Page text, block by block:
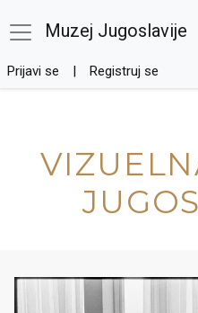
Muzej Jugoslavije
Prijavi se Registruj se